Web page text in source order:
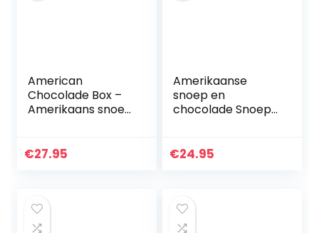
American
Chocolade Box –
Amerikaans snoep
voor verjaardag,
€27.95
Amerikaanse
snoep en
chocolade Snoep
Lekkere Snoep en
€24.95